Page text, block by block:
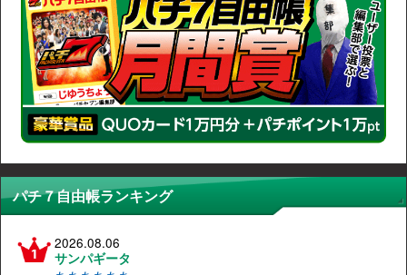
パチ７自由帳ランキング
2026.08.06
サンパギータ